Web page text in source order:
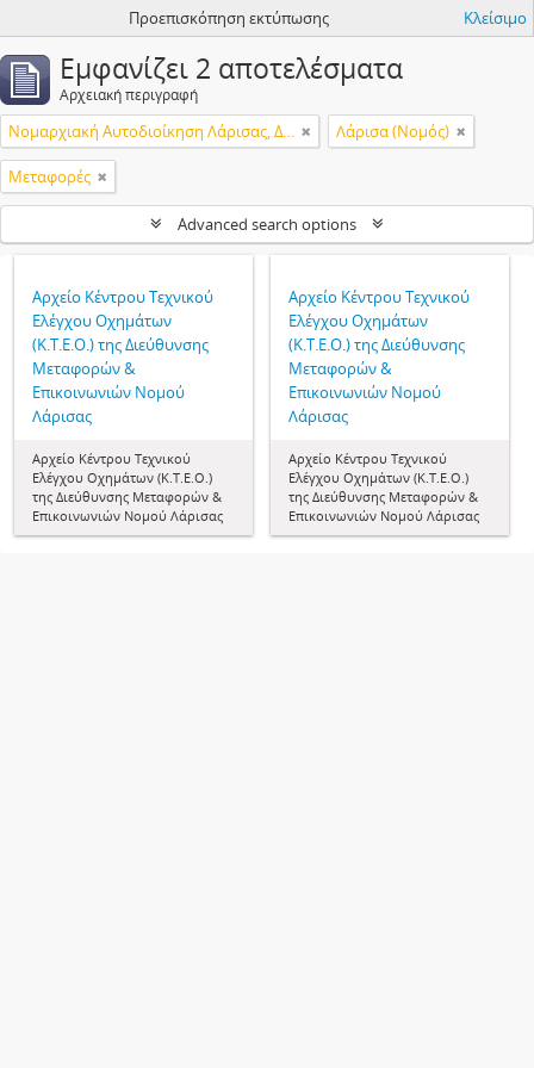
Προεπισκόπηση εκτύπωσης Κλείσιμο
Εμφανίζει 2 αποτελέσματα
Αρχειακή περιγραφή
Νομαρχιακή Αυτοδιοίκηση Λάρισας, Διεύθυνση Μεταφορών & Επικοινωνιών, Κέντρο Τεχνικού Ελέγχου Οχημάτων (Κ.Τ.Ε.Ο.) Λάρισα (Νομός)
Μεταφορές
Advanced search options
Αρχείο Κέντρου Τεχνικού
Ελέγχου Οχημάτων
(Κ.Τ.Ε.Ο.) της Διεύθυνσης
Μεταφορών &
Επικοινωνιών Νομού
Λάρισας
Αρχείο Κέντρου Τεχνικού
Ελέγχου Οχημάτων (Κ.Τ.Ε.Ο.)
της Διεύθυνσης Μεταφορών &
Επικοινωνιών Νομού Λάρισας
Αρχείο Κέντρου Τεχνικού
Ελέγχου Οχημάτων
(Κ.Τ.Ε.Ο.) της Διεύθυνσης
Μεταφορών &
Επικοινωνιών Νομού
Λάρισας
Αρχείο Κέντρου Τεχνικού
Ελέγχου Οχημάτων (Κ.Τ.Ε.Ο.)
της Διεύθυνσης Μεταφορών &
Επικοινωνιών Νομού Λάρισας